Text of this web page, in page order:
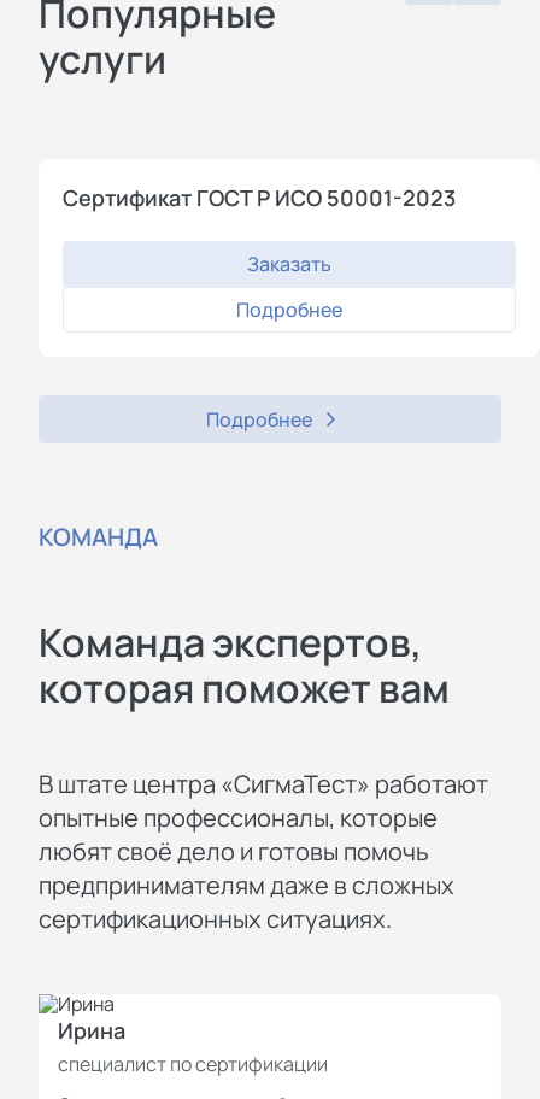
Популярные
услуги
Сертификат ГОСТ Р ИСО 50001-2023
Заказать
Подробнее
Подробнее
КОМАНДА
Команда экспертов,
которая поможет вам
В штате центра «СигмаТест» работают
опытные профессионалы, которые
любят своё дело и готовы помочь
предпринимателям даже в сложных
сертификационных ситуациях.
Ирина
специалист по сертификации